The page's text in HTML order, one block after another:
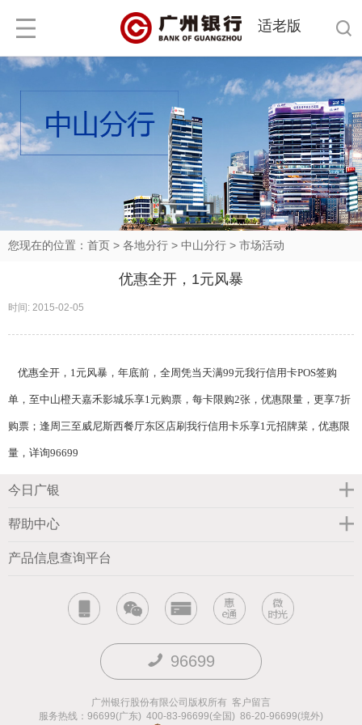
适老版
您现在的位置： 首页 > 各地分行 > 中山分行 > 市场活动
优惠全开，1元风暴
时间: 2015-02-05
优惠全开，1元风暴，年底前，全周凭当天满99元我行信用卡POS签购
单，至中山橙天嘉禾影城乐享1元购票，每卡限购2张，优惠限量，更享7折
购票 ； 逢周三至威尼斯西餐厅东区店刷我行信用卡乐享1元招牌菜，优惠限
量，详询96699
今日广银
帮助中心
产品信息查询平台
96699
广州银行股份有限公司版权所有 客户留言
服务热线：96699(广东) 400-83-96699(全国) 86-20-96699(境外)